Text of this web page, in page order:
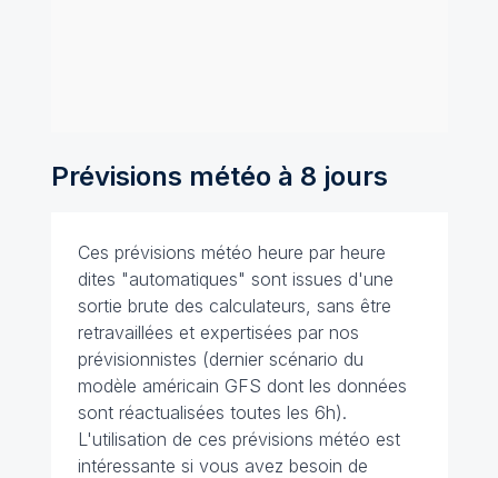
Prévisions météo à 8 jours
Ces prévisions météo heure par heure
dites "automatiques" sont issues d'une
sortie brute des calculateurs, sans être
retravaillées et expertisées par nos
prévisionnistes (dernier scénario du
modèle américain GFS dont les données
sont réactualisées toutes les 6h).
L'utilisation de ces prévisions météo est
intéressante si vous avez besoin de